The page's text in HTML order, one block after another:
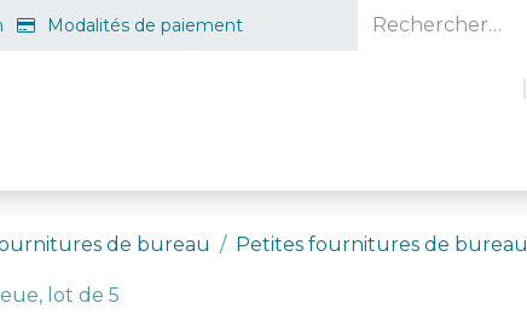
Modalités de paiement
de bureau Petites fournitures de bureau
lot de 5